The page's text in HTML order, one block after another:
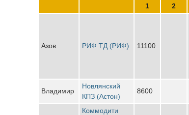
1
2
Азов РИФ ТД (РИФ) 11100
Владимир
Новлянский
КПЗ (Астон)
8600
Коммодити